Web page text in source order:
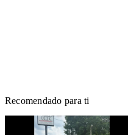
Recomendado para ti